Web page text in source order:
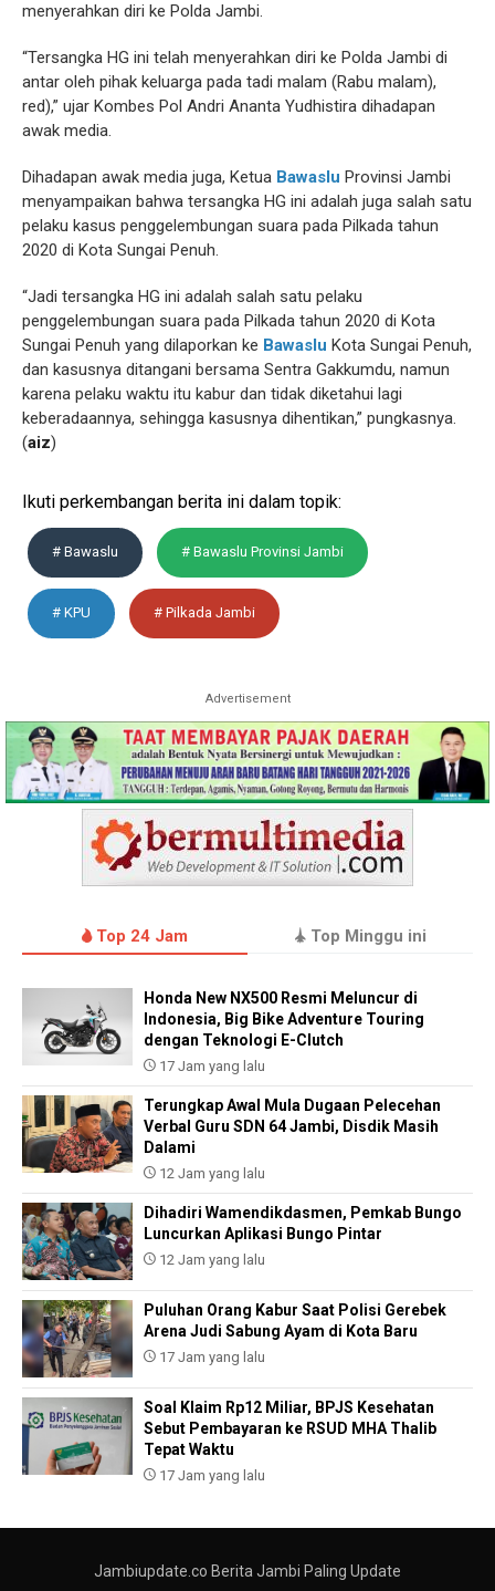
menyerahkan diri ke Polda Jambi.
“Tersangka HG ini telah menyerahkan diri ke Polda Jambi di
antar oleh pihak keluarga pada tadi malam (Rabu malam),
red),” ujar Kombes Pol Andri Ananta Yudhistira dihadapan
awak media.
Dihadapan awak media juga, Ketua Bawaslu Provinsi Jambi
menyampaikan bahwa tersangka HG ini adalah juga salah satu
pelaku kasus penggelembungan suara pada Pilkada tahun
2020 di Kota Sungai Penuh.
“Jadi tersangka HG ini adalah salah satu pelaku
penggelembungan suara pada Pilkada tahun 2020 di Kota
Sungai Penuh yang dilaporkan ke Bawaslu Kota Sungai Penuh,
dan kasusnya ditangani bersama Sentra Gakkumdu, namun
karena pelaku waktu itu kabur dan tidak diketahui lagi
keberadaannya, sehingga kasusnya dihentikan,” pungkasnya.
(aiz)
Ikuti perkembangan berita ini dalam topik:
# Bawaslu # Bawaslu Provinsi Jambi
# KPU # Pilkada Jambi
Advertisement
Top 24 Jam Top Minggu ini
Honda New NX500 Resmi Meluncur di
Indonesia, Big Bike Adventure Touring
dengan Teknologi E-Clutch
17 Jam yang lalu
Terungkap Awal Mula Dugaan Pelecehan
Verbal Guru SDN 64 Jambi, Disdik Masih
Dalami
12 Jam yang lalu
Dihadiri Wamendikdasmen, Pemkab Bungo
Luncurkan Aplikasi Bungo Pintar
12 Jam yang lalu
Puluhan Orang Kabur Saat Polisi Gerebek
Arena Judi Sabung Ayam di Kota Baru
17 Jam yang lalu
Soal Klaim Rp12 Miliar, BPJS Kesehatan
Sebut Pembayaran ke RSUD MHA Thalib
Tepat Waktu
17 Jam yang lalu
Jambiupdate.co Berita Jambi Paling Update